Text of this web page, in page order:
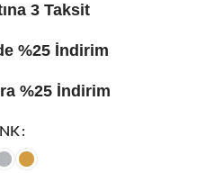
3 Taksit
%25 İndirim
%25 İndirim